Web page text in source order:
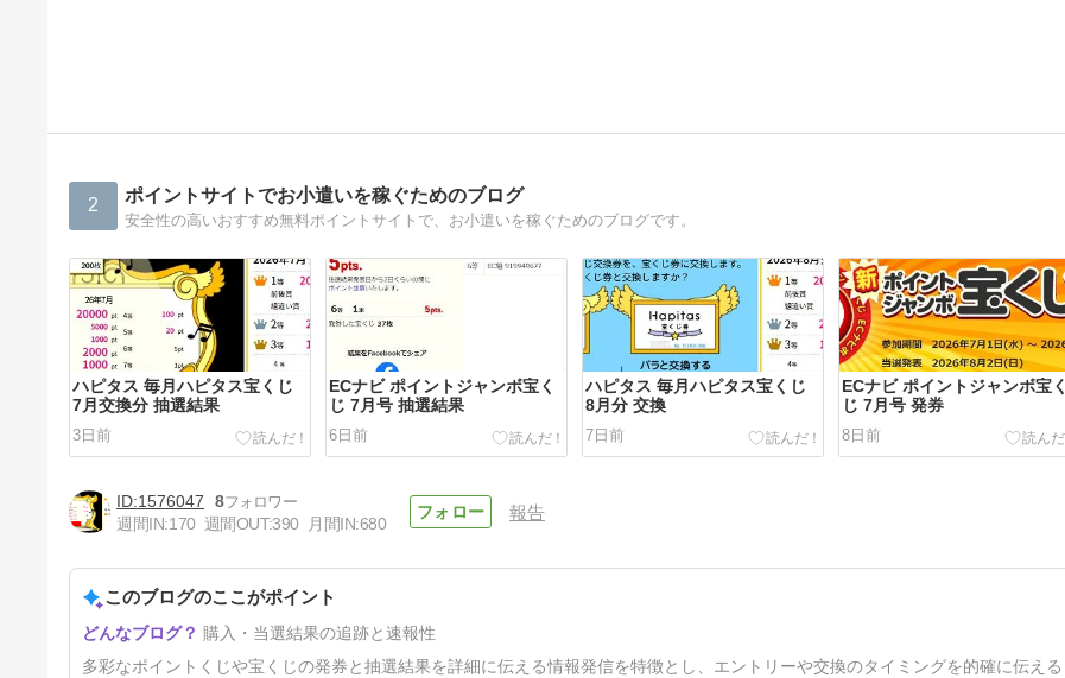
2 ポイントサイトでお小遣いを稼ぐためのブログ
安全性の高いおすすめ無料ポイントサイトで、お小遣いを稼ぐためのブログです。
ハピタス 毎月ハピタス宝くじ
7月交換分 抽選結果
3日前
ECナビ ポイントジャンボ宝く
じ 7月号 抽選結果
6日前
ハピタス 毎月ハピタス宝くじ
8月分 交換
7日前
ECナビ ポイントジャンボ宝く
じ 7月号 発券
8日前
ハピタス 毎月ハピタス宝くじ
6月交換分 抽選結果
34日前
1576047
8
週間IN:170 週間OUT:390 月間IN:680
報告
このブログのここがポイント
購入・当選結果の追跡と速報性
多彩なポイントくじや宝くじの発券と抽選結果を詳細に伝える情報発信を特徴とし、エントリーや交換のタイミングを的確に伝える